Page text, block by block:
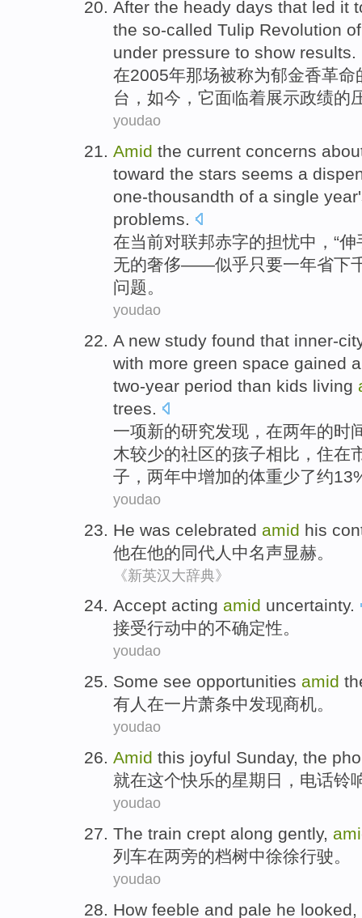
After the heady days that led it
the so-called Tulip Revolution of
under pressure to show results.
在2005年那场被称为郁金香革命
台， 如今 ， 它面临着展示政绩的
youdao
Amid the current concerns
toward the stars seems a
one-thousandth of a single year
problems.
在当前对联邦赤字的担忧中，“伸
无的奢侈——似乎只要一年省下
问题。
youdao
A new study found that inner-
with more green space gained
two-year period than kids living
trees.
一项新的研究发现 ， 在两年的时
木较少的社区的孩子相比 ，住在
子，两年中增加的体重少了约
youdao
He was celebrated amid his
他在他的同代人中名声显赫。
《新英汉大辞典》
Accept acting amid uncertainty.
接受行动中的不确定性。
youdao
Some see opportunities amid
有人 在一片萧条中发现商机。
youdao
Amid this joyful Sunday, the
就在这个快乐的星期日 ， 电话铃
youdao
The train crept along gently,
列车在两旁的档树中徐徐行驶。
youdao
How feeble and pale he looked